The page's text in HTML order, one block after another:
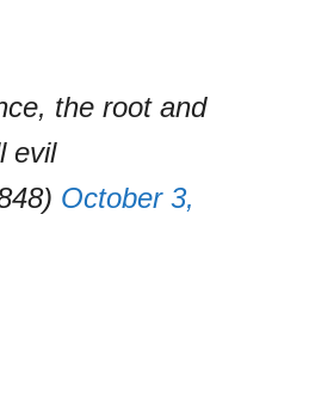
the root and
evil
October 3,